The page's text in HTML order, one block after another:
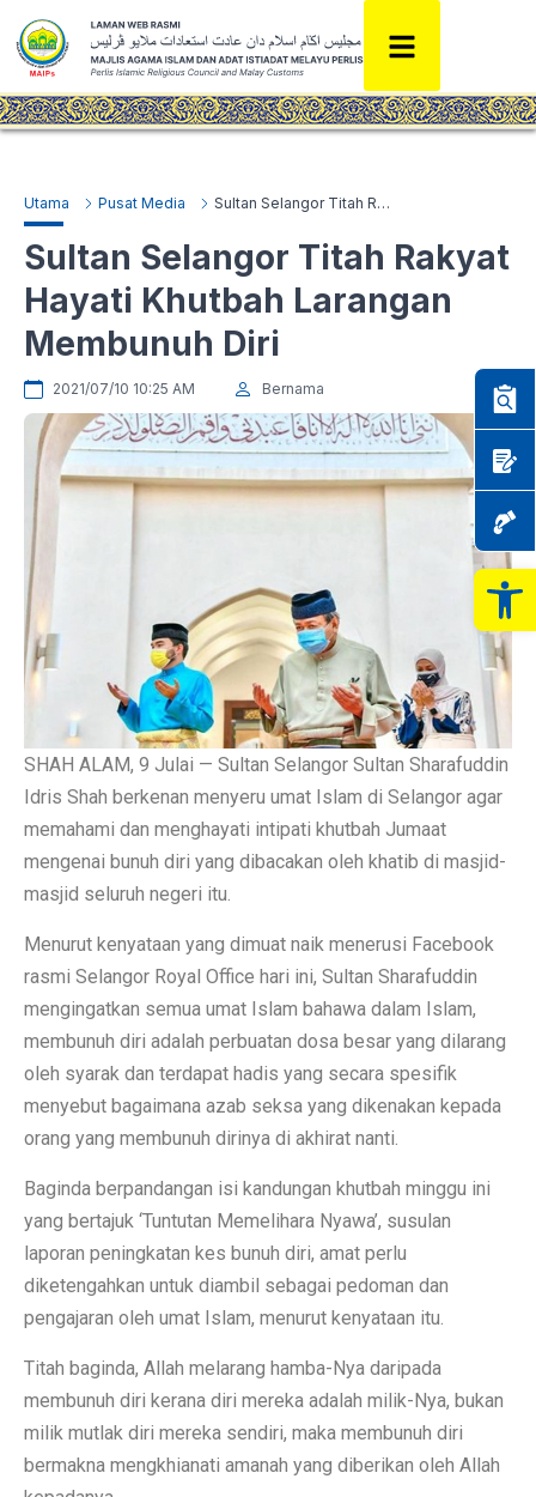
Utama Pusat Media Sultan Selangor Titah Rakyat Hayati Khutbah Larangan Membunuh Diri
Sultan Selangor Titah Rakyat
Hayati Khutbah Larangan
Membunuh Diri
2021/07/10 10:25 AM Bernama
SHAH ALAM, 9 Julai — Sultan Selangor Sultan Sharafuddin
Idris Shah berkenan menyeru umat Islam di Selangor agar
memahami dan menghayati intipati khutbah Jumaat
mengenai bunuh diri yang dibacakan oleh khatib di masjid-
masjid seluruh negeri itu.
Menurut kenyataan yang dimuat naik menerusi Facebook
rasmi Selangor Royal Office hari ini, Sultan Sharafuddin
mengingatkan semua umat Islam bahawa dalam Islam,
membunuh diri adalah perbuatan dosa besar yang dilarang
oleh syarak dan terdapat hadis yang secara spesifik
menyebut bagaimana azab seksa yang dikenakan kepada
orang yang membunuh dirinya di akhirat nanti.
Baginda berpandangan isi kandungan khutbah minggu ini
yang bertajuk ‘Tuntutan Memelihara Nyawa’, susulan
laporan peningkatan kes bunuh diri, amat perlu
diketengahkan untuk diambil sebagai pedoman dan
pengajaran oleh umat Islam, menurut kenyataan itu.
Titah baginda, Allah melarang hamba-Nya daripada
membunuh diri kerana diri mereka adalah milik-Nya, bukan
milik mutlak diri mereka sendiri, maka membunuh diri
bermakna mengkhianati amanah yang diberikan oleh Allah